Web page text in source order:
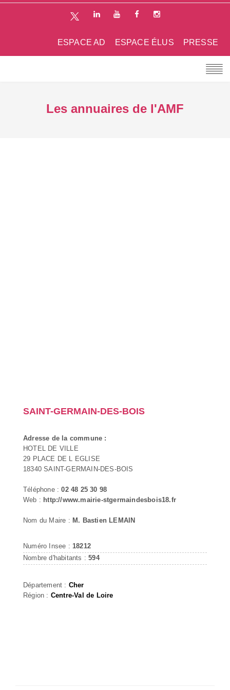
PRESSE
ESPACE ÉLUS
ESPACE AD
Les annuaires de l'AMF
SAINT-GERMAIN-DES-BOIS
Adresse de la commune :
HOTEL DE VILLE
29 PLACE DE L EGLISE
18340 SAINT-GERMAIN-DES-BOIS
Téléphone :02 48 25 30 98
Web : http://www.mairie-stgermaindesbois18.fr
Nom du Maire : M. Bastien LEMAIN
Numéro Insee : 18212
Nombre d'habitants :594
Département : Cher
Région : Centre-Val de Loire